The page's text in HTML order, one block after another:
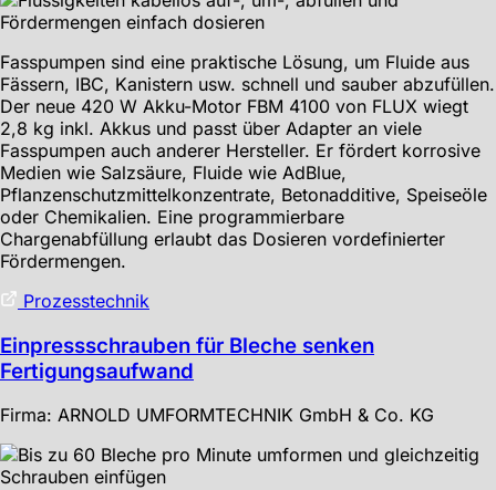
Fasspumpen sind eine praktische Lösung, um Fluide aus
Fässern, IBC, Kanistern usw. schnell und sauber abzufüllen.
Der neue 420 W Akku-Motor FBM 4100 von FLUX wiegt
2,8 kg inkl. Akkus und passt über Adapter an viele
Fasspumpen auch anderer Hersteller. Er fördert korrosive
Medien wie Salzsäure, Fluide wie AdBlue,
Pflanzenschutzmittelkonzentrate, Betonadditive, Speiseöle
oder Chemikalien. Eine programmierbare
Chargenabfüllung erlaubt das Dosieren vordefinierter
Fördermengen.
Prozesstechnik
Einpressschrauben für Bleche senken
Fertigungsaufwand
Firma: ARNOLD UMFORMTECHNIK GmbH & Co. KG